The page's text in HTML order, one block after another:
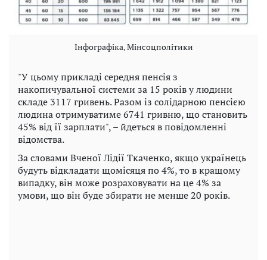
Інфографіка, Мінсоцполітики
"У цьому прикладі середня пенсія з
накопичувальної системи за 15 років у людини
складе 3117 гривень. Разом із солідарною пенсією
людина отримуватиме 6741 гривню, що становить
45% від її зарплати", – йдеться в повідомленні
відомства.
За словами Вченої Лідії Ткаченко, якщо українець
будуть відкладати щомісяця по 4%, то в кращому
випадку, він може розраховувати на це 4% за
умови, що він буде збирати не менше 20 років.